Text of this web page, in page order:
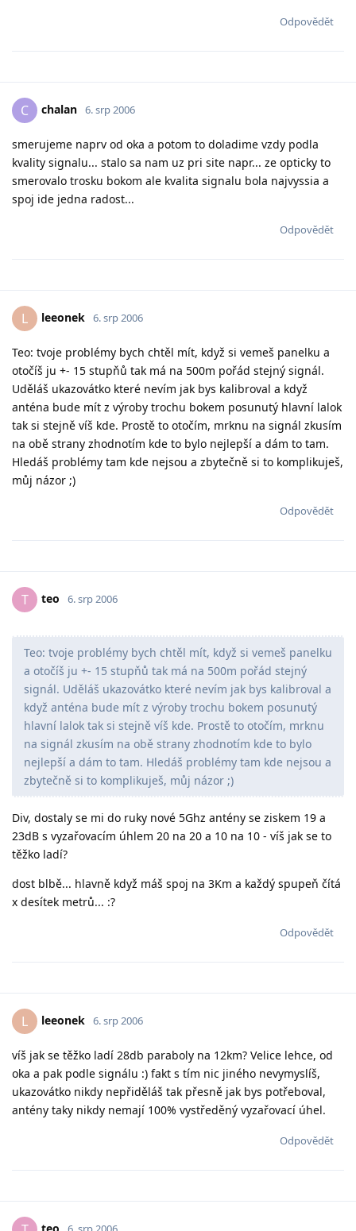
Odpovědět
C chalan 6. srp 2006
smerujeme naprv od oka a potom to doladime vzdy podla
kvality signalu... stalo sa nam uz pri site napr... ze opticky to
smerovalo trosku bokom ale kvalita signalu bola najvyssia a
spoj ide jedna radost...
Odpovědět
L leeonek 6. srp 2006
Teo: tvoje problémy bych chtěl mít, když si vemeš panelku a
otočíš ju +- 15 stupňů tak má na 500m pořád stejný signál.
Uděláš ukazovátko které nevím jak bys kalibroval a když
anténa bude mít z výroby trochu bokem posunutý hlavní lalok
tak si stejně víš kde. Prostě to otočím, mrknu na signál zkusím
na obě strany zhodnotím kde to bylo nejlepší a dám to tam.
Hledáš problémy tam kde nejsou a zbytečně si to komplikuješ,
můj názor ;)
Odpovědět
T teo 6. srp 2006
Teo: tvoje problémy bych chtěl mít, když si vemeš panelku
a otočíš ju +- 15 stupňů tak má na 500m pořád stejný
signál. Uděláš ukazovátko které nevím jak bys kalibroval a
když anténa bude mít z výroby trochu bokem posunutý
hlavní lalok tak si stejně víš kde. Prostě to otočím, mrknu
na signál zkusím na obě strany zhodnotím kde to bylo
nejlepší a dám to tam. Hledáš problémy tam kde nejsou a
zbytečně si to komplikuješ, můj názor ;)
Div, dostaly se mi do ruky nové 5Ghz antény se ziskem 19 a
23dB s vyzařovacím úhlem 20 na 20 a 10 na 10 - víš jak se to
těžko ladí?
dost blbě... hlavně když máš spoj na 3Km a každý spupeň čítá
x desítek metrů... :?
Odpovědět
L leeonek 6. srp 2006
víš jak se těžko ladí 28db paraboly na 12km? Velice lehce, od
oka a pak podle signálu :) fakt s tím nic jiného nevymyslíš,
ukazovátko nikdy nepřiděláš tak přesně jak bys potřeboval,
antény taky nikdy nemají 100% vystředěný vyzařovací úhel.
Odpovědět
teo